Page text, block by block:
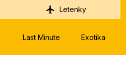
Letenky
Last Minute Exotika